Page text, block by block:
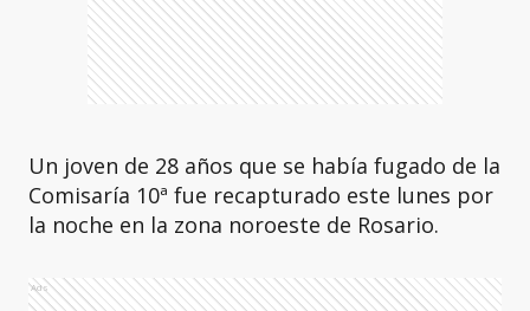
Un joven de 28 años que se había fugado de la
Comisaría 10ª fue recapturado este lunes por
la noche en la zona noroeste de Rosario.
Ads